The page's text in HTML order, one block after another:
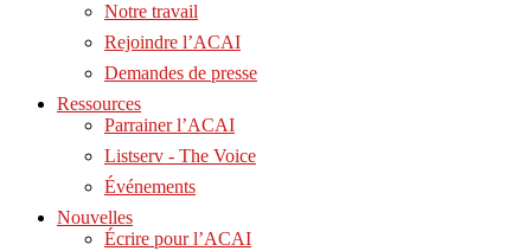
Notre travail
Rejoindre l’ACAI
Demandes de presse
Ressources
Parrainer l’ACAI
Listserv - The Voice
Événements
Nouvelles
Écrire pour l’ACAI